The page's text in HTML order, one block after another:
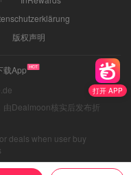
打开 APP
版权声明
载App
由Dealmoon核实后发布折
deals when user buy